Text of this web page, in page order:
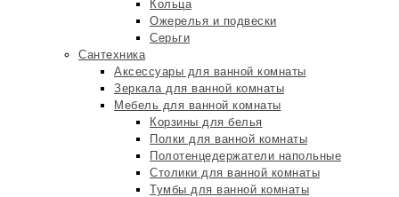
Кольца
Ожерелья и подвески
Серьги
Сантехника
Аксессуары для ванной комнаты
Зеркала для ванной комнаты
Мебель для ванной комнаты
Корзины для белья
Полки для ванной комнаты
Полотенцедержатели напольные
Столики для ванной комнаты
Тумбы для ванной комнаты